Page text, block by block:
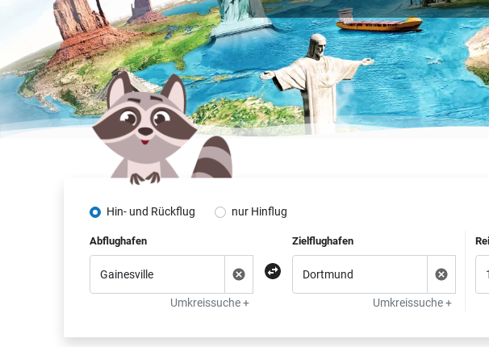
Hin- und Rückflug nur Hinflug
Abflughafen
Umkreissuche +
Zielflughafen
Umkreissuche +